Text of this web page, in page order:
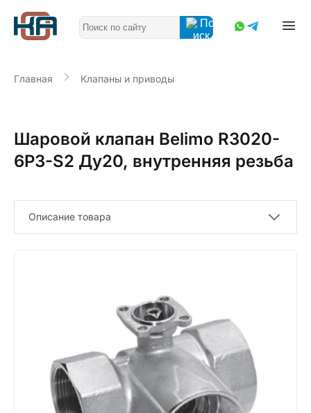
Главная Клапаны и приводы
Шаровой клапан Belimo R3020-
6P3-S2 Ду20, внутренняя резьба
Описание товара